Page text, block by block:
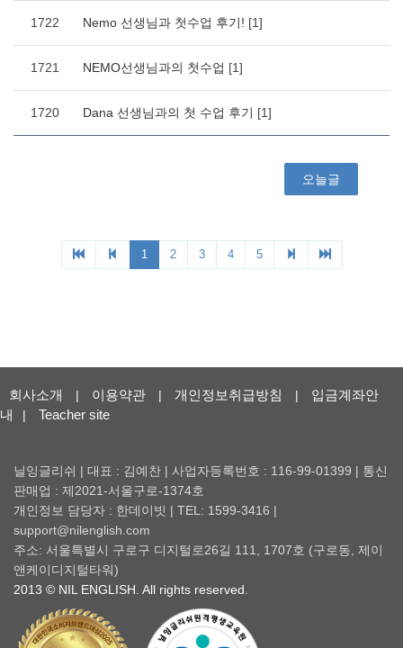
회사소개 | 이용약관 | 개인정보취급방침 |
입금계좌안
내
| Teacher site
닐잉글리쉬 | 대표 : 김예찬 | 사업자등록번호 : 116-99-01399 | 통신
판매업 : 제2021-서울구로-1374호
개인정보 담당자 : 한데이빗 | TEL: 1599-3416 |
support@nilenglish.com
주소: 서울특별시 구로구 디지털로26길 111, 1707호 (구로동, 제이
앤케이디지털타워)
2013 © NIL ENGLISH. All rights reserved.